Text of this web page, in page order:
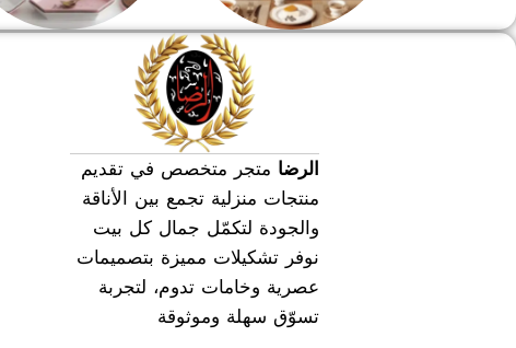
طقم عشاء
الرضا متجر متخصص في تقديم
منتجات منزلية تجمع بين الأناقة
والجودة لتكمّل جمال كل بيت
نوفر تشكيلات مميزة بتصميمات
عصرية وخامات تدوم، لتجربة
تسوّق سهلة وموثوقة